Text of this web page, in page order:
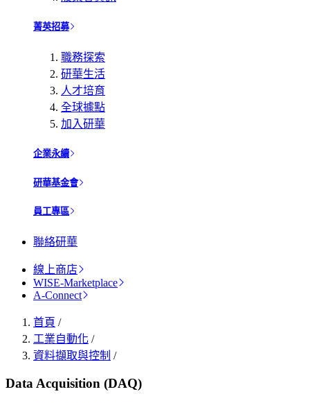
菁英招募
職務探索
研華生活
人才培育
全球據點
加入研華
企業永續
研華基金會
員工專區
聯絡研華
線上商店
WISE-Marketplace
A-Connect
首頁 /
工業自動化 /
資料擷取與控制 /
Data Acquisition (DAQ)